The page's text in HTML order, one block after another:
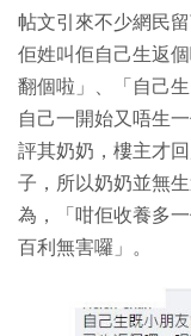
帖文引來不少網民
佢姓叫佢自己生返
翻個啦」、「自己
自己一開始又唔生
評其奶奶，樓主才
子，所以奶奶並無
為，「咁佢收養多
百利無害囉」。